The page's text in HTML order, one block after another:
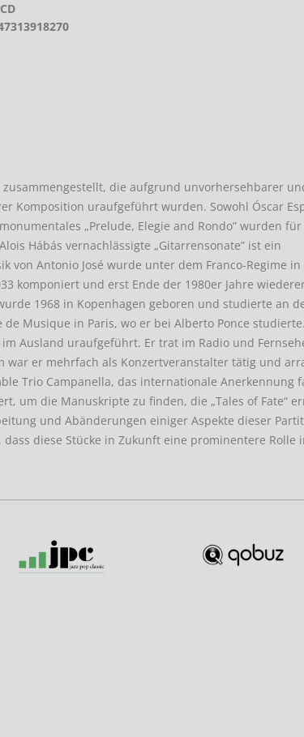
CD
die aufgrund unvorhersehbarer
Komposition uraufgeführt wurden. Sowohl Óscar
„Prelude, Elegie and Rondo” wurden
Hábás vernachlässigte „Gitarrensonate” ist ein
von Antonio José wurde unter dem Franco-Regime in
komponiert und erst Ende der 1980er Jahre
1968 in Kopenhagen geboren und studierte an
Musique in Paris, wo er bei Alberto Ponce
Ausland uraufgeführt. Er trat im Radio und
er mehrfach als Konzertveranstalter tätig und
Trio Campanella, das internationale Anerkennung
um die Manuskripte zu finden, die „Tales of Fate“
und Abänderungen einiger Aspekte dieser
diese Stücke in Zukunft eine prominentere Rolle